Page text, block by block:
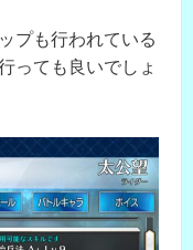
プも行われている
っても良いでしょ